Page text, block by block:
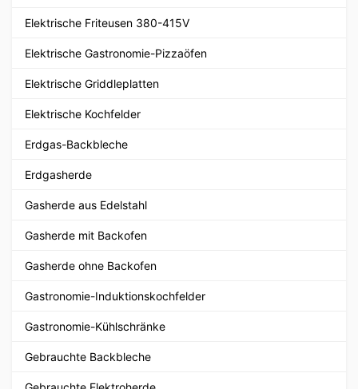
Elektrische Friteusen 380-415V
Elektrische Gastronomie-Pizzaöfen
Elektrische Griddleplatten
Elektrische Kochfelder
Erdgas-Backbleche
Erdgasherde
Gasherde aus Edelstahl
Gasherde mit Backofen
Gasherde ohne Backofen
Gastronomie-Induktionskochfelder
Gastronomie-Kühlschränke
Gebrauchte Backbleche